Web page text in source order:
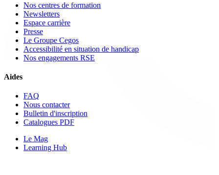
Nos centres de formation
Newsletters
Espace carrière
Presse
Le Groupe Cegos
Accessibilité en situation de handicap
Nos engagements RSE
Aides
FAQ
Nous contacter
Bulletin d'inscription
Catalogues PDF
Le Mag
Learning Hub